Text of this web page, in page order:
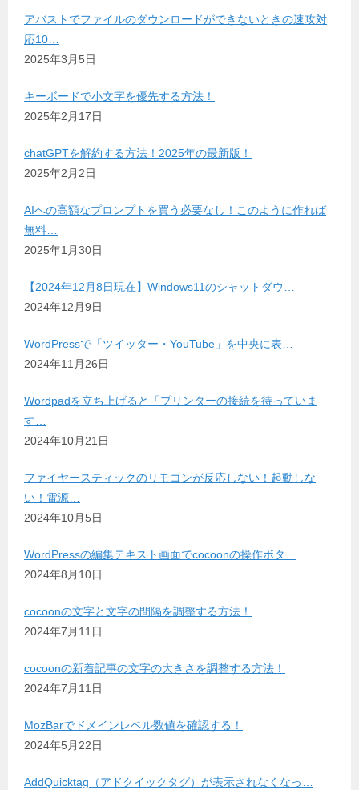
アバストでファイルのダウンロードができないときの速攻対
応10…
2025年3月5日
キーボードで小文字を優先する方法！
2025年2月17日
chatGPTを解約する方法！2025年の最新版！
2025年2月2日
AIへの高額なプロンプトを買う必要なし！このように作れば
無料…
2025年1月30日
【2024年12月8日現在】Windows11のシャットダウ…
2024年12月9日
WordPressで「ツイッター・YouTube」を中央に表…
2024年11月26日
Wordpadを立ち上げると「プリンターの接続を待っていま
す…
2024年10月21日
ファイヤースティックのリモコンが反応しない！起動しな
い！電源…
2024年10月5日
WordPressの編集テキスト画面でcocoonの操作ボタ…
2024年8月10日
cocoonの文字と文字の間隔を調整する方法！
2024年7月11日
cocoonの新着記事の文字の大きさを調整する方法！
2024年7月11日
MozBarでドメインレベル数値を確認する！
2024年5月22日
AddQuicktag（アドクイックタグ）が表示されなくなっ…